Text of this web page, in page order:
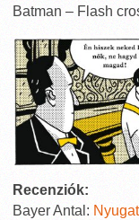
Batman – Flash
Recenziók:
Bayer Antal: